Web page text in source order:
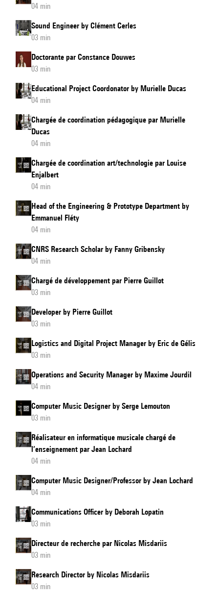
04 min
Sound Engineer by Clément Cerles
03 min
Doctorante par Constance Douwes
03 min
Educational Project Coordonator by Murielle Ducas
04 min
Chargée de coordination pédagogique par Murielle
Ducas
04 min
Chargée de coordination art/technologie par Louise
Enjalbert
04 min
Head of the Engineering & Prototype Department by
Emmanuel Fléty
04 min
CNRS Research Scholar by Fanny Gribensky
04 min
Chargé de développement par Pierre Guillot
03 min
Developer by Pierre Guillot
03 min
Logistics and Digital Project Manager by Eric de Gélis
03 min
Operations and Security Manager by Maxime Jourdil
04 min
Computer Music Designer by Serge Lemouton
03 min
Réalisateur en informatique musicale chargé de
l’enseignement par Jean Lochard
04 min
Computer Music Designer/Professor by Jean Lochard
04 min
Communications Officer by Deborah Lopatin
03 min
Directeur de recherche par Nicolas Misdariis
03 min
Research Director by Nicolas Misdariis
03 min